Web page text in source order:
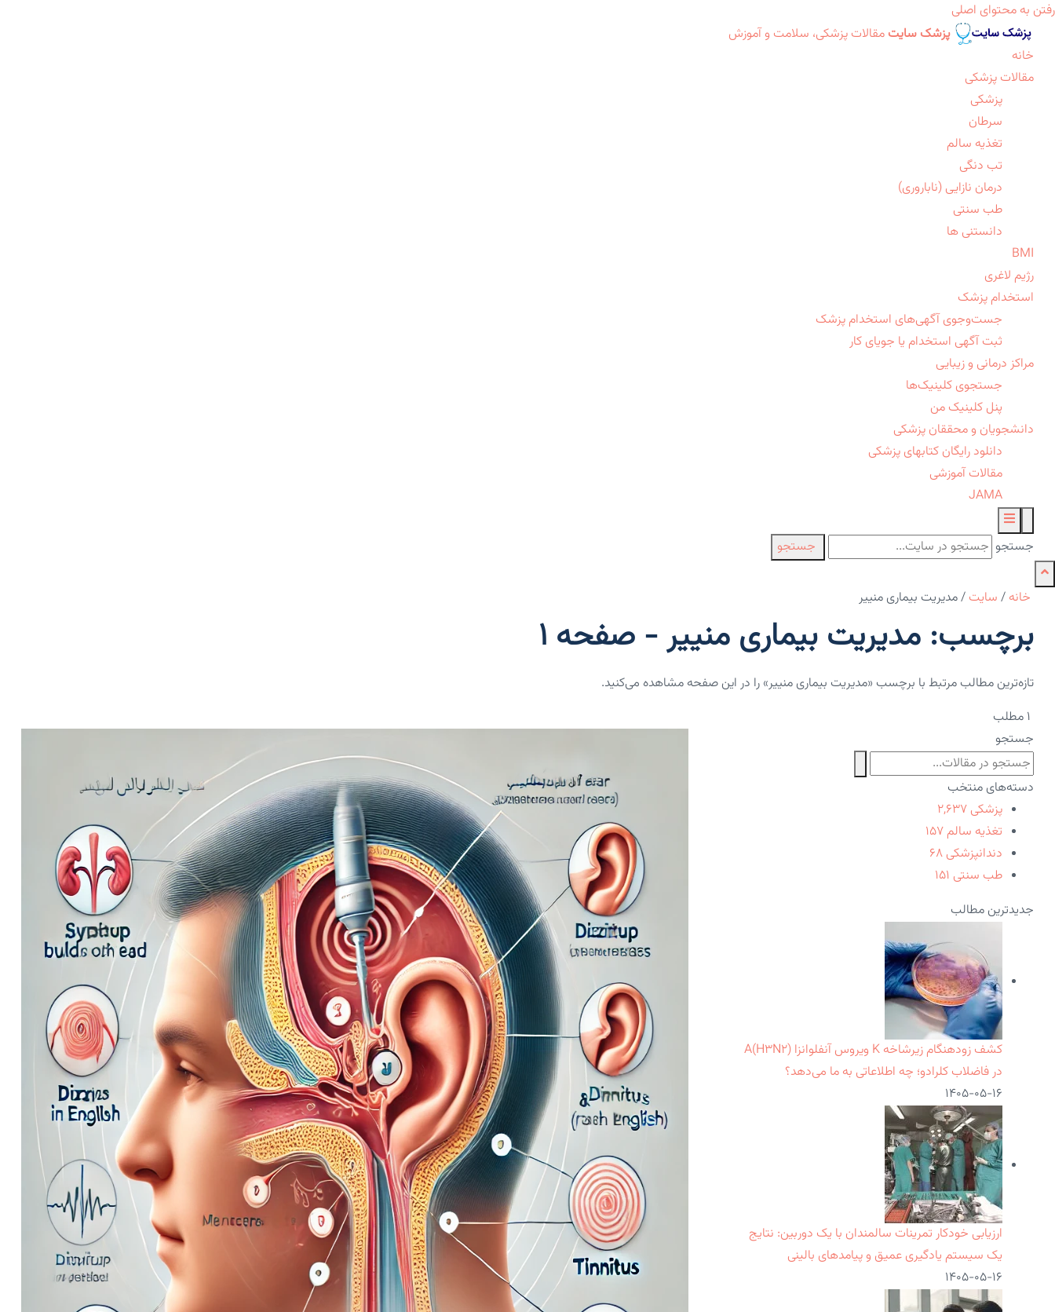
رفتن به محتوای اصلی
پزشک سایت مقالات پزشکی، سلامت و آموزش
خانه
مقالات پزشکی
پزشکی
سرطان
تغذیه سالم
تب دنگی
درمان نازایی (ناباروری)
طب سنتی
دانستنی ها
BMI
رژیم لاغری
استخدام پزشک
جست‌وجوی آگهی‌های استخدام پزشک
ثبت آگهی استخدام یا جویای کار
مراکز درمانی و زیبایی
جستجوی کلینیک‌ها
پنل کلینیک من
دانشجویان و محققان پزشکی
دانلود رایگان کتابهای پزشکی
مقالات آموزشی
JAMA
جستجو جستجو
خانه / سایت /مدیریت بیماری منییر
برچسب: مدیریت بیماری منییر - صفحه 1
تازه‌ترین مطالب مرتبط با برچسب «مدیریت بیماری منییر» را در این صفحه مشاهده می‌کنید.
۱ مطلب
جستجو
دسته‌های منتخب
پزشکی ۲,۶۳۷
تغذیه سالم ۱۵۷
دندانپزشکی ۶۸
طب سنتی ۱۵۱
جدیدترین مطالب
کشف زودهنگام زیرشاخه K ویروس آنفلوانزا A(H۳N۲)
در فاضلاب کلرادو؛ چه اطلاعاتی به ما می‌دهد؟
۱۴۰۵-۰۵-۱۶
ارزیابی خودکار تمرینات سالمندان با یک دوربین: نتایج
یک سیستم یادگیری عمیق و پیامدهای بالینی
۱۴۰۵-۰۵-۱۶